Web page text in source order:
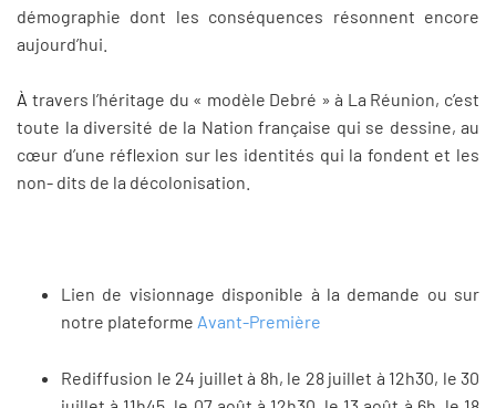
démographie dont les conséquences résonnent encore
aujourd’hui.
À travers l’héritage du « modèle Debré » à La Réunion, c’est
toute la diversité de la Nation française qui se dessine, au
cœur d’une réflexion sur les identités qui la fondent et les
non- dits de la décolonisation.
Lien de visionnage disponible à la demande ou sur
notre plateforme Avant-Première
Rediffusion le 24 juillet à 8h, le 28 juillet à 12h30, le 30